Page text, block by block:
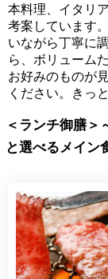
本料理、イタリ
考案しています
いながら丁寧に
ら、ボリューム
お好みのものが
ください。きっ
＜ランチ御膳
と選べるメイ